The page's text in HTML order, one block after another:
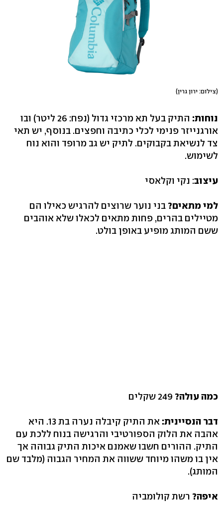
(צילום: ירון גרין)
נוחות:
התיק בעל תא מרכזי גדול (נפח: 26 ליטר) ובו
אורגנייזר פנימי לכלי כתיבה וחפצים. בנוסף, יש תאי
צד לנשיאת בקבוקים. לתיק יש גב מרופד והוא נוח
לשימוש.
עיצוב: נקי וקלאסי
למי מתאים? בני נוער שרוצים להרגיש כאילו הם
מטיילים בהרים, פחות מתאים לכאלו שלא אוהבים
ששם המותג מופיע באופן בולט.
כמה עולה?
דבר הנסיינית:
את התיק קיבלה נערה בת 13. היא
אהבה את הלוק הספורטיבי והרגישה בנוח ללכת עם
התיק. ההורים חשבו שאמנם איכות התיק גבוהה אך
אין בו משהו מיוחד ששווה את המחיר הגבוה (מלבד שם
המותג).
איפה? רשת קולומביה